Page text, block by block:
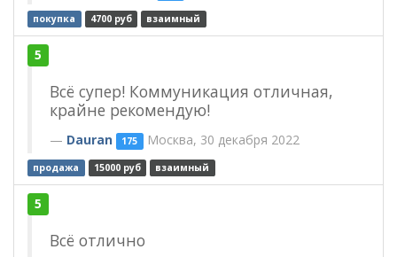
покупка 4700 руб взаимный
5
Всё супер! Коммуникация отличная,
крайне рекомендую!
Dauran 175 Москва, 30 декабря 2022
продажа 15000 руб взаимный
5
Всё отлично